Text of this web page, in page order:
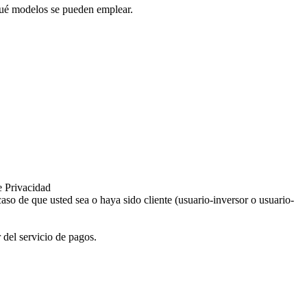
modelos se pueden emplear.
Privacidad
de que usted sea o haya sido cliente (usuario-inversor o usuario-
servicio de pagos.